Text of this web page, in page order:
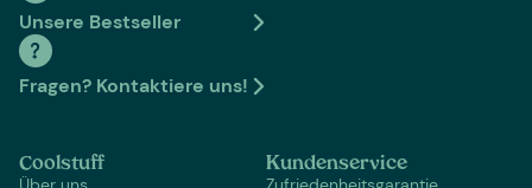
Unsere Bestseller
Fragen? Kontaktiere uns!
Coolstuff Kundenservice